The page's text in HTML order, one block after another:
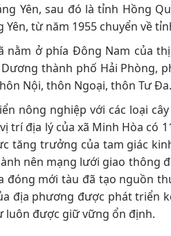
Yên, sau đó là tỉnh Hồng
Yên, từ năm 1955 chuyển về
ở phía Đông Nam của
thành phố Hải Phòng,
Nội, thôn Ngoại, thôn Tư
nông nghiệp với các loại
trí địa lý của xã Minh Hòa có
tăng trưởng của tam giác
nên mạng lưới giao thông
đóng mới tàu đã tạo nguồn
địa phương được phát triển
được giữ vững ổn định.